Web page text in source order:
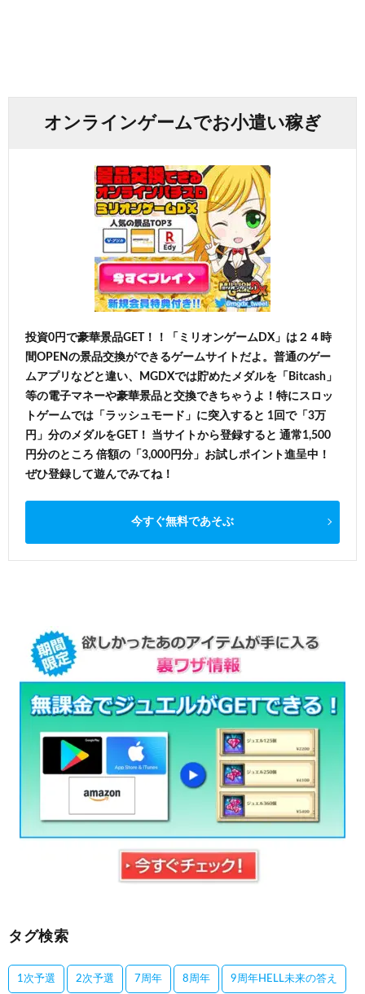
オンラインゲームでお小遣い稼ぎ
投資0円で豪華景品GET！！「ミリオンゲームDX」は２４時
間OPENの景品交換ができるゲームサイトだよ。普通のゲー
ムアプリなどと違い、MGDXでは貯めたメダルを「Bitcash」
等の電子マネーや豪華景品と交換できちゃうよ！特にスロッ
トゲームでは「ラッシュモード」に突入すると 1回で「3万
円」分のメダルをGET！ 当サイトから登録すると 通常1,500
円分のところ 倍額の「3,000円分」お試しポイント進呈中！
ぜひ登録して遊んでみてね！
今すぐ無料であそぶ
タグ検索
1次予選 2次予選 7周年 8周年 9周年HELL未来の答え